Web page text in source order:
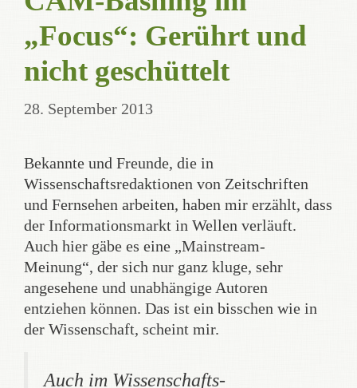
„Focus“: Gerührt und
nicht geschüttelt
28. September 2013
Bekannte und Freunde, die in
Wissenschaftsredaktionen von Zeitschriften
und Fernsehen arbeiten, haben mir erzählt, dass
der Informationsmarkt in Wellen verläuft.
Auch hier gäbe es eine „Mainstream-
Meinung“, der sich nur ganz kluge, sehr
angesehene und unabhängige Autoren
entziehen können. Das ist ein bisschen wie in
der Wissenschaft, scheint mir.
Auch im Wissenschafts-